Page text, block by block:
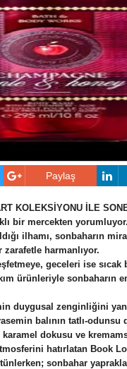
Paylaş
KOLEKSİYONU İLE
bir mercekten
ilhamı, sonbaharın
zarafetle harmanlıyor.
geceleri ise sıcak
ürünleriyle sonbaharın
duygusal zenginliğini
balının tatlı-
dokusu ve
hatırlatan Book
sonbahar